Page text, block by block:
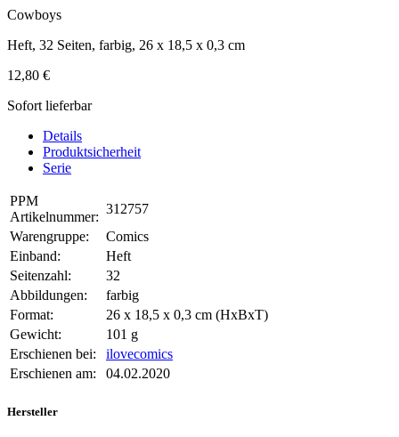
Cowboys
Heft, 32 Seiten, farbig, 26 x 18,5 x 0,3 cm
12,80 €
Sofort lieferbar
Details
Produktsicherheit
Serie
PPM
Artikelnummer:
312757
Warengruppe:
Comics
Einband:
Heft
Seitenzahl:
32
Abbildungen:
farbig
Format:
26 x 18,5 x 0,3 cm (HxBxT)
Gewicht:
101 g
Erschienen bei:
ilovecomics
Erschienen am:
04.02.2020
Hersteller